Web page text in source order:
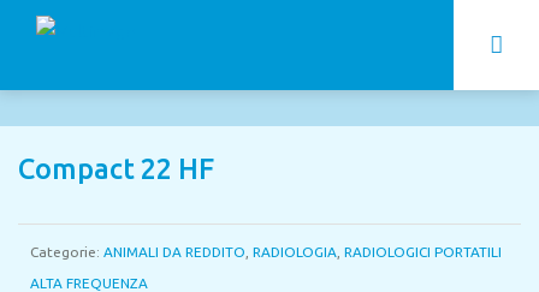
Compact 22 HF
Categorie: ANIMALI DA REDDITO RADIOLOGIA RADIOLOGICI PORTATILI
ALTA FREQUENZA